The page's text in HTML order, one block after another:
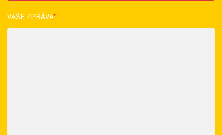
VAŠE ZPRÁVA*